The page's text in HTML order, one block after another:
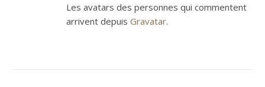
Les avatars des personnes qui commentent
arrivent depuis Gravatar.